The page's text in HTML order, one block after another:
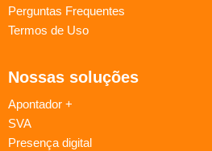
Perguntas Frequentes
Termos de Uso
Nossas soluções
Apontador +
SVA
Presença digital